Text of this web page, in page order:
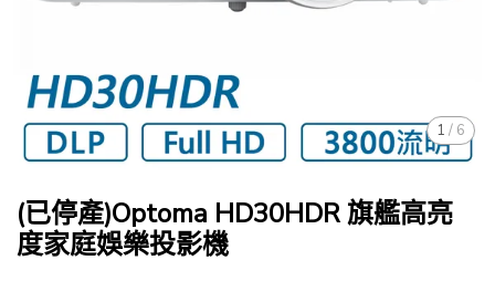
1 / 6
(已停產)Optoma HD30HDR 旗艦高亮
度家庭娛樂投影機